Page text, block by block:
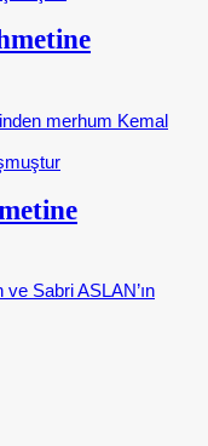
merhum Kemal
Sabri ASLAN’ın